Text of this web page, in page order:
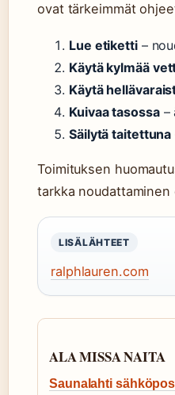
ovat tärkeimmät
Lue etiketti–
Käytä kylmää
Käytä
Kuivaa tasossa–
Säilytä taitettuna
Toimituksen
tarkka noudattaminen
LISÄLÄHTEET
ralphlauren.com
ALA MISSA NAITA
Saunalahti